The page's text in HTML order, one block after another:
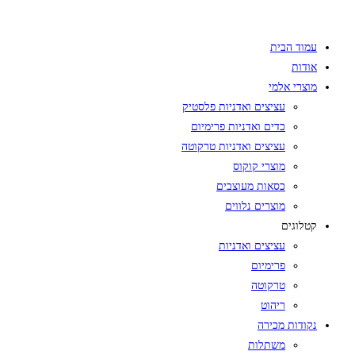
עמוד הבית
אודות
מוצרי אלמי
עציצים ואדניות פלסטיק
כדים ואדניות פרימיום
עציצים ואדניות טרקוטה
מוצרי קוקוס
כסאות מעוצבים
מוצרים נלווים
קטלוגים
עציצים ואדניות
פרימיום
טרקוטה
ריהוט
נקודות מכירה
משתלות